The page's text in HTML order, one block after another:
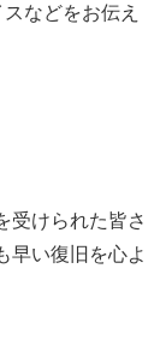
などをお伝え
受けられた皆さ
早い復旧を心よ